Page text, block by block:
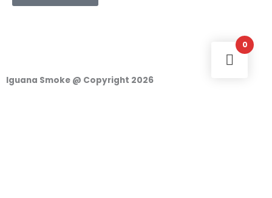
o r
m
p
Iguana Smoke @ Copyright 2026
0